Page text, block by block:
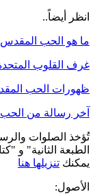
انظر أيضاً..
ما هو الحب المقدس
غرف القلوب
ظهورات الحب
آخر رسالة من
تُؤخذ الصلوات
الطبعة الثانية" و
يمكنك تنزيلها هنا
الأصول: